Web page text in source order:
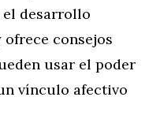
desarrollo
ofrece consejos
usar el poder
vínculo afectivo